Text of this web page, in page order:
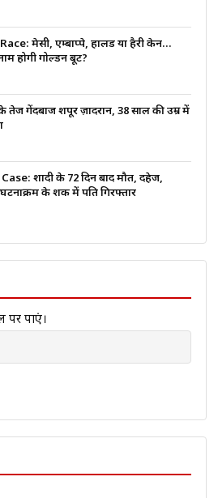
मेसी, एम्बाप्पे, हालैंड या हैरी केन…
होगी गोल्डन बूट?
तेज गेंदबाज शपूर ज़ादरान, 38 साल की उम्र में
शादी के 72 दिन बाद मौत, दहेज,
के शक में पति गिरफ्तार
पाएं।